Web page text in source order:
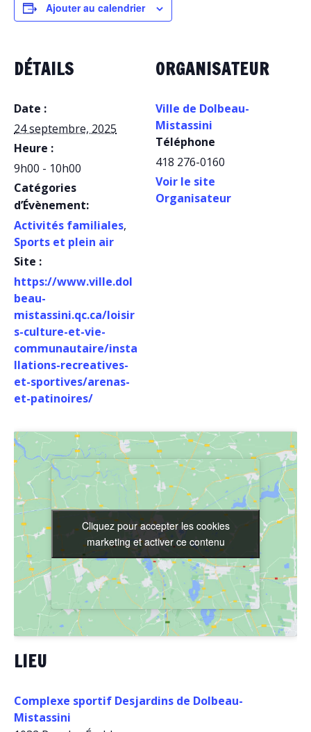
Ajouter au calendrier
DÉTAILS
Date :
24 septembre, 2025
Heure :
9h00 - 10h00
Catégories
d’Évènement:
Activités familiales,
Sports et plein air
Site :
https://www.ville.dol
beau-
mistassini.qc.ca/loisir
s-culture-et-vie-
communautaire/insta
llations-recreatives-
et-sportives/arenas-
et-patinoires/
ORGANISATEUR
Ville de Dolbeau-
Mistassini
Téléphone
418 276-0160
Voir le site
Organisateur
LIEU
Complexe sportif Desjardins de Dolbeau-
Mistassini
Cliquez pour accepter les cookies
marketing et activer ce contenu
Cliquez pour accepter les cookies
marketing et activer ce contenu